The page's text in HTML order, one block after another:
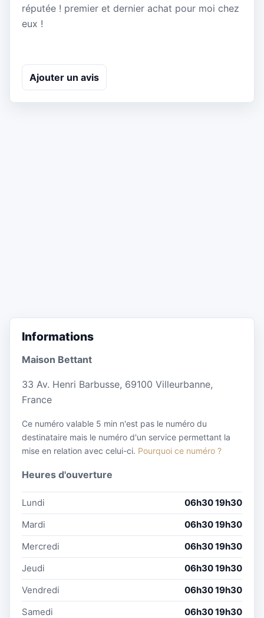
réputée ! premier et dernier achat pour moi chez
eux !
Ajouter un avis
Informations
Maison Bettant
33 Av. Henri Barbusse, 69100 Villeurbanne,
France
Ce numéro valable 5 min n'est pas le numéro du
destinataire mais le numéro d'un service permettant la
mise en relation avec celui-ci. Pourquoi ce numéro ?
Heures d'ouverture
Lundi
06h30 19h30
Mardi
06h30 19h30
Mercredi
06h30 19h30
Jeudi
06h30 19h30
Vendredi
06h30 19h30
Samedi
06h30 19h30